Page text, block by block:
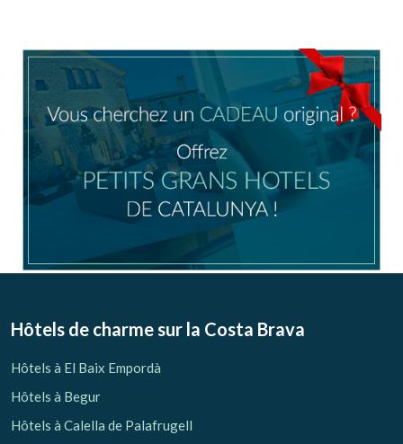
Location/nom de l'hôtel
CA ES EN
Hôtels de charme sur la Costa Brava
Hôtels à El Baix Empordà
Hôtels à Begur
Hôtels à Calella de Palafrugell
Modifier les cookies
continuez à naviguer, vous acceptez leur installation.
pouvant, s'il le souhaite, empêcher leur installation sur son
action peut entraîner des difficultés de navigation sur le